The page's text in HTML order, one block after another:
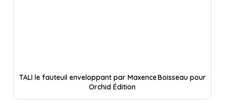
TALI le fauteuil enveloppant par Maxence Boisseau pour
Orchid Édition